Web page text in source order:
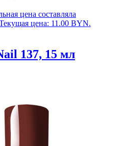
цена составляла
цена: 11.00 BYN.
137, 15 мл